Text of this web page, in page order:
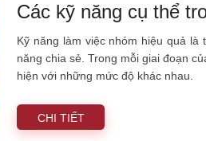
Các kỹ năng cụ thể
Kỹ năng làm việc nhóm hiệu quả
năng chia sẻ. Trong mỗi giai đoạn
hiện với những mức độ khác nhau.
CHI TIẾT